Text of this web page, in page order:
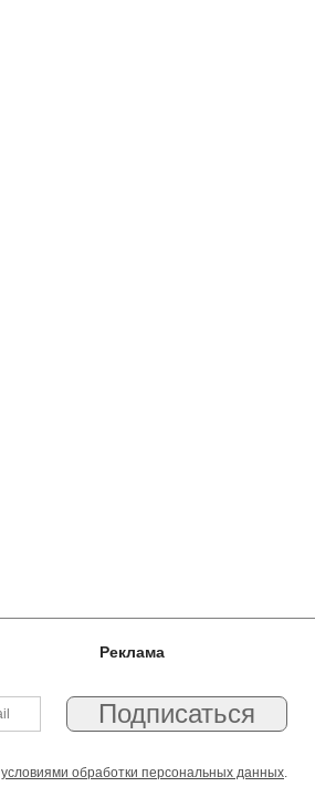
Реклама
условиями обработки персональных данных.